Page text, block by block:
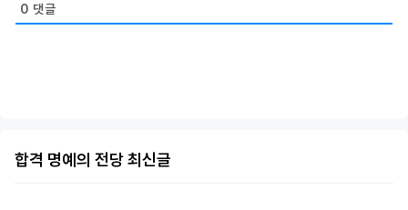
0 댓글
합격 명예의 전당 최신글